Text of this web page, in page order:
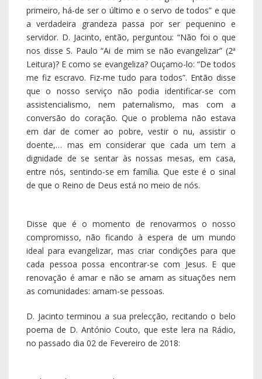
de que o Reino de Deus está no meio de nós.
Disse que é o momento de renovarmos o nosso
compromisso, não ficando à espera de um mundo
ideal para evangelizar, mas criar condições para que
cada pessoa possa encontrar-se com Jesus. E que
renovação é amar e não se amam as situações nem
as comunidades: amam-se pessoas.
D. Jacinto terminou a sua prelecção, recitando o belo
poema de D. António Couto, que este lera na Rádio,
no passado dia 02 de Fevereiro de 2018:
Obrigatória
Ao antes de cada madrugada
Perfumada,
Senhor de mim
E do meu Sim.
Desde sempre pensado e amado
É-me dado um segmento de tempo
Para responder ao Amor,
E a eternidade inteira
Para viver à Tua beira,